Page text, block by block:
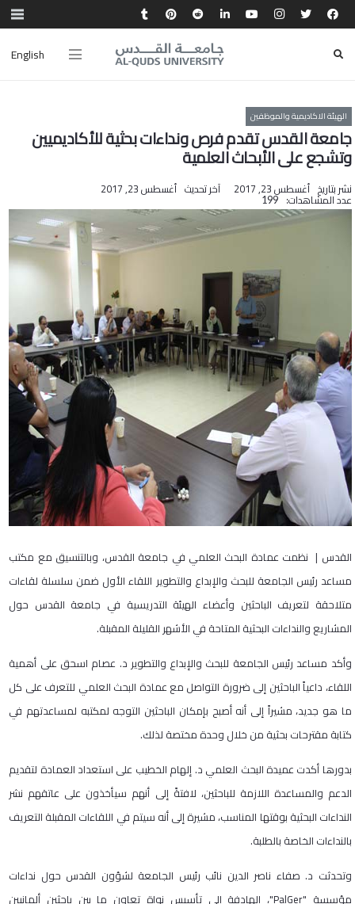
English
الهيئة الاكاديمية والموظفين
جامعة القدس تقدم فرص ونداءات بحثية للأكاديميين
وتشجع على الأبحاث العلمية
نشر بتاريخ أغسطس 23, 2017 آخر تحديث أغسطس 23, 2017
عدد المشاهدات: 199
القدس | نظمت عمادة البحث العلمي في جامعة القدس، وبالتنسيق مع مكتب
مساعد رئيس الجامعة للبحث والإبداع والتطوير اللقاء الأول ضمن سلسلة لقاءات
متلاحقة لتعريف الباحثين وأعضاء الهيئة التدريسية في جامعة القدس حول
المشاريع والنداءات البحثية المتاحة في الأشهر القليلة المقبلة.
وأكد مساعد رئيس الجامعة للبحث والإبداع والتطوير د. عصام اسحق على أهمية
اللقاء، داعياً الباحثين إلى ضرورة التواصل مع عمادة البحث العلمي للتعرف على كل
ما هو جديد، مشيراً إلى أنه أصبح بإمكان الباحثين التوجه لمكتبه لمساعدتهم في
كتابة مقترحات بحثية من خلال وحدة مختصة لذلك.
بدورها أكدت عميدة البحث العلمي د. إلهام الخطيب على استعداد العمادة لتقديم
الدعم والمساعدة اللازمة للباحثين، لافتةً إلى أنهم سيأخذون على عاتقهم نشر
النداءات البحثية بوقتها المناسب، مشيرة إلى أنه سيتم في اللقاءات المقبلة التعريف
بالنداءات الخاصة بالطلبة.
وتحدثت د. صفاء ناصر الدين نائب رئيس الجامعة لشؤون القدس حول نداءات
مؤسسة "PalGer"، الهادفة إلى تأسيس نواة تعاون ما بين باحثين ألمانيين